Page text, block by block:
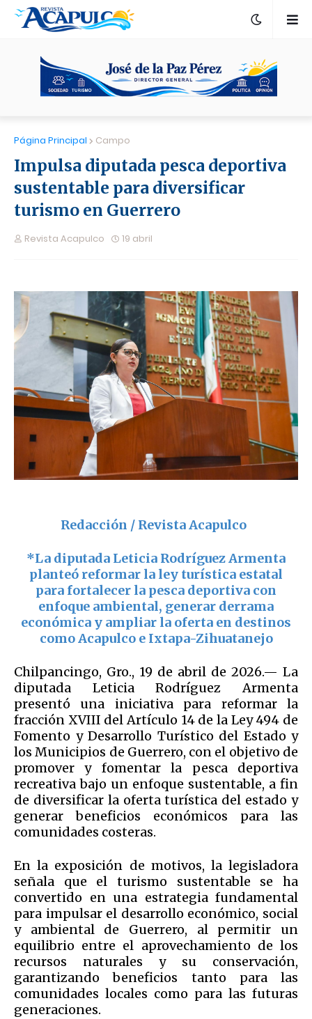
Página Principal Campo
Impulsa diputada pesca deportiva
sustentable para diversificar
turismo en Guerrero
Revista Acapulco 19 abril
Redacción / Revista Acapulco
*La diputada Leticia Rodríguez Armenta
planteó reformar la ley turística estatal
para fortalecer la pesca deportiva con
enfoque ambiental, generar derrama
económica y ampliar la oferta en destinos
como Acapulco e Ixtapa-Zihuatanejo
Chilpancingo, Gro., 19 de abril de 2026.— La
diputada Leticia Rodríguez Armenta
presentó una iniciativa para reformar la
fracción XVIII del Artículo 14 de la Ley 494 de
Fomento y Desarrollo Turístico del Estado y
los Municipios de Guerrero, con el objetivo de
promover y fomentar la pesca deportiva
recreativa bajo un enfoque sustentable, a fin
de diversificar la oferta turística del estado y
generar beneficios económicos para las
comunidades costeras.
En la exposición de motivos, la legisladora
señala que el turismo sustentable se ha
convertido en una estrategia fundamental
para impulsar el desarrollo económico, social
y ambiental de Guerrero, al permitir un
equilibrio entre el aprovechamiento de los
recursos naturales y su conservación,
garantizando beneficios tanto para las
comunidades locales como para las futuras
generaciones.